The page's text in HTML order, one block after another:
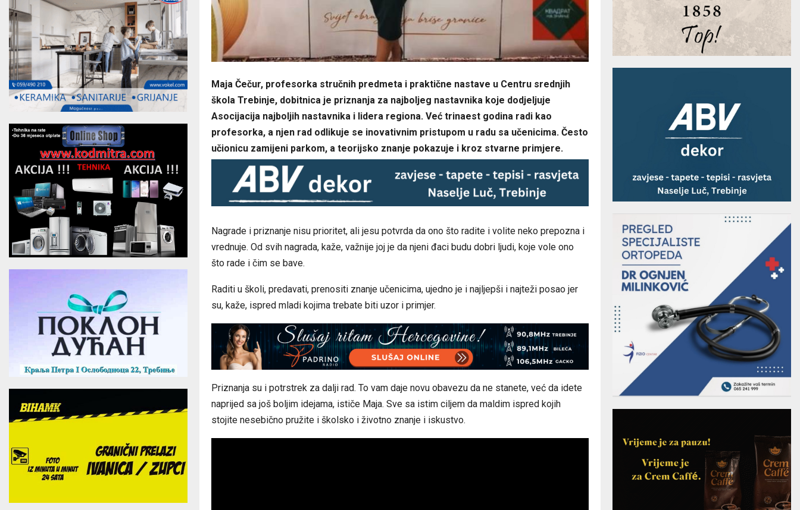
Maja Čečur, profesorka stručnih predmeta i praktične nastave u Centru srednjih
škola Trebinje, dobitnica je priznanja za najboljeg nastavnika koje dodjeljuje
Asocijacija najboljih nastavnika i lidera regiona. Već trinaest godina radi kao
profesorka, a njen rad odlikuje se inovativnim pristupom u radu sa učenicima. Često
učionicu zamijeni parkom, a teorijsko znanje pokazuje i kroz stvarne primjere.
Nagrade i priznanje nisu prioritet, ali jesu potvrda da ono što radite i volite neko prepozna i
vrednuje. Od svih nagrada, kaže, važnije joj je da njeni đaci budu dobri ljudi, koje vole ono
što rade i čim se bave.
Raditi u školi, predavati, prenositi znanje učenicima, ujedno je i najljepši i najteži posao jer
su, kaže, ispred mladi kojima trebate biti uzor i primjer.
Priznanja su i potrstrek za dalji rad. To vam daje novu obavezu da ne stanete, već da idete
naprijed sa još boljim idejama, ističe Maja. Sve sa istim ciljem da maldim ispred kojih
stojite nesebično pružite i školsko i životno znanje i iskustvo.